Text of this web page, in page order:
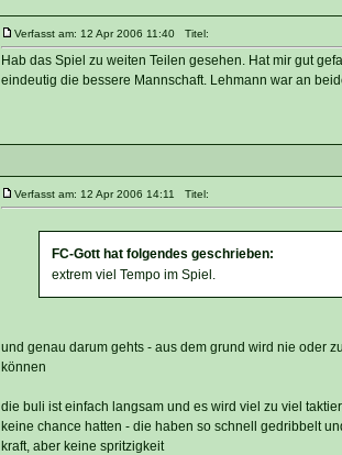
Verfasst am: 12 Apr 2006 11:40 Titel:
Hab das Spiel zu weiten Teilen gesehen. Hat mir gut
eindeutig die bessere Mannschaft. Lehmann war an
Verfasst am: 12 Apr 2006 14:11 Titel:
FC-Gott hat folgendes geschrieben:
extrem viel Tempo im Spiel.
und genau darum gehts - aus dem grund wird nie oder
können
die buli ist einfach langsam und es wird viel zu viel
keine chance hatten - die haben so schnell gedribbelt
kraft, aber keine spritzigkeit